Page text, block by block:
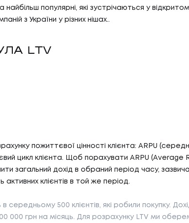
популярні, які зустрічаються у
з України у різних нішах..
LTV
пожиттєвої цінності клієнта: ARPU
цикл клієнта. Щоб порахувати ARPU (Average
загальний дохід в обраний період часу,
активних клієнтів в той же період.
середньому 500 клієнтів, які робили покупку.
000 грн на місяць. Для розрахунку LTV ми
05